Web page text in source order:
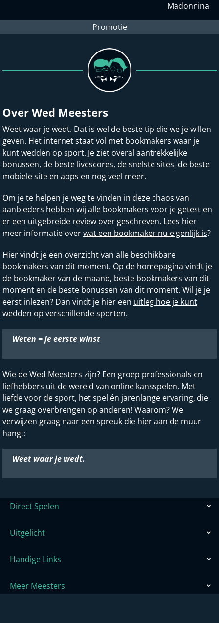
Madonnina
Promotie
Over Wed Meesters
Weet waar je wedt. Dat is wel de beste tip die we je willen
geven. Het internet staat vol met bookmakers waar je
kunt wedden op sport. Je ziet overal aantrekkelijke
bonussen, de beste livescores, de snelste sites, de beste
mobiele site en apps en nog veel meer.
Om je te helpen je weg te vinden in deze chaos van
aanbieders hebben wij alle bookmakers voor je getest en
er een uitgebreide review over geschreven. Lees hier
meer informatie overwat een bookmaker nu eigenlijk is?
Hier vindt je een overzicht van alle beschikbare
bookmakers van dit moment. Op de homepagina vindt je
de bookmaker van de maand, beste bookmakers van dit
moment en de beste bonussen van dit moment. Wil je je
eerst inlezen? Dan vindt je hier een uitleg hoe je kunt
wedden op verschillende sporten.
Weten = je eerste winst
Wie de Wed Meesters zijn? Een groep professionals en
liefhebbers uit de wereld van online kansspelen. Met
liefde voor de sport, het spel én jarenlange ervaring, die
we graag overbrengen op anderen! Waarom? We
verwijzen graag naar een spreuk die hier aan de muur
hangt:
Weet waar je wedt.
Direct Spelen
Uitgelicht
Handige Links
Meer Meesters